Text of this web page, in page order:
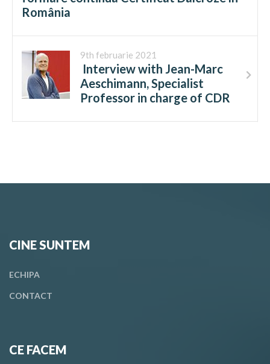
România
9th februarie 2021
Interview with Jean-Marc
Aeschimann, Specialist
Professor in charge of CDR
CINE SUNTEM
ECHIPA
CONTACT
CE FACEM